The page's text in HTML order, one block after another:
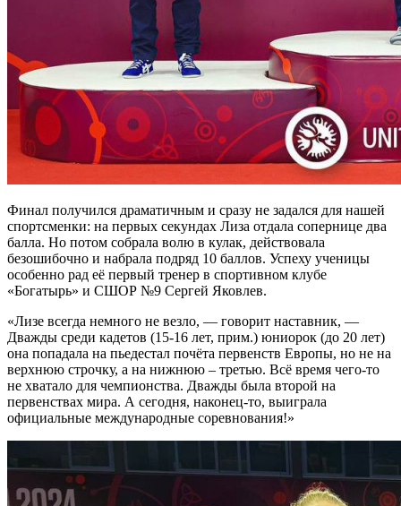
Финал получился драматичным и сразу не задался для нашей
спортсменки: на первых секундах Лиза отдала сопернице два
балла. Но потом собрала волю в кулак, действовала
безошибочно и набрала подряд 10 баллов. Успеху ученицы
особенно рад её первый тренер в спортивном клубе
«Богатырь» и СШОР №9 Сергей Яковлев.
«Лизе всегда немного не везло, — говорит наставник, —
Дважды среди кадетов (15-16 лет, прим.) юниорок (до 20 лет)
она попадала на пьедестал почёта первенств Европы, но не на
верхнюю строчку, а на нижнюю – третью. Всё время чего-то
не хватало для чемпионства. Дважды была второй на
первенствах мира. А сегодня, наконец-то, выиграла
официальные международные соревнования!»